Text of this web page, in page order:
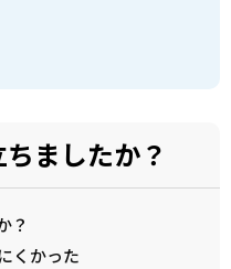
ましたか？
？
くかった